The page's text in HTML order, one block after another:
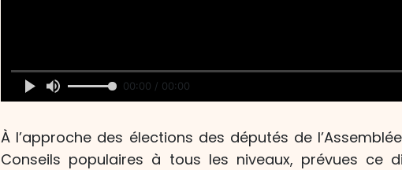
00:00 / 00:00
À l’approche des élections des députés de
Conseils populaires à tous les niveaux, prévues ce